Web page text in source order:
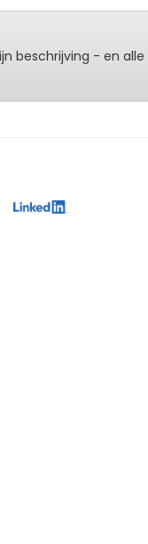
beschrijving - en